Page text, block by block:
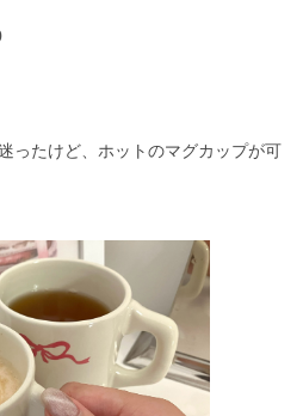
ったけど、ホットのマグカップが可